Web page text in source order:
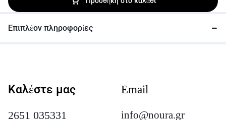
Επιπλέον πληροφορίες
Καλέστε μας
2651 035331
Email
info@noura.gr